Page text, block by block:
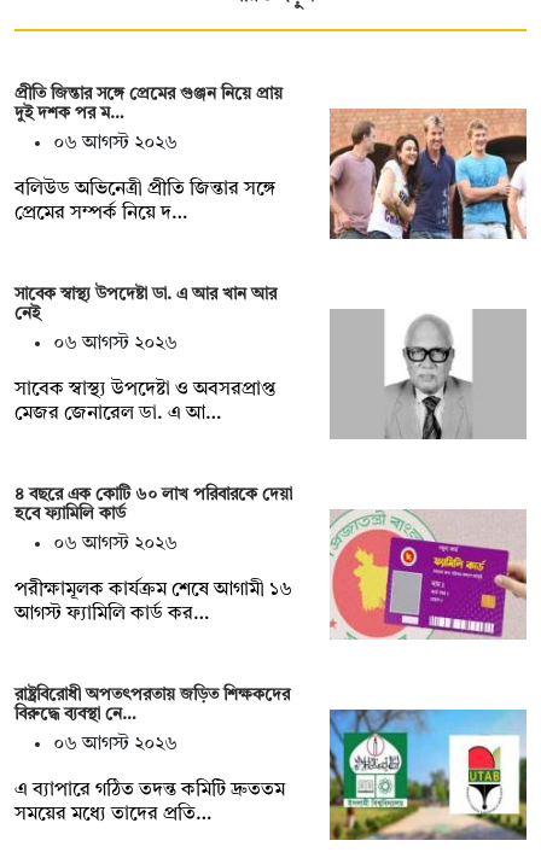
প্রীতি জিন্তার সঙ্গে প্রেমের গুঞ্জন নিয়ে প্রায়
দুই দশক পর ম…
০৬ আগস্ট ২০২৬
বলিউড অভিনেত্রী প্রীতি জিন্তার সঙ্গে
প্রেমের সম্পর্ক নিয়ে দ…
সাবেক স্বাস্থ্য উপদেষ্টা ডা. এ আর খান আর
নেই
০৬ আগস্ট ২০২৬
সাবেক স্বাস্থ্য উপদেষ্টা ও অবসরপ্রাপ্ত
মেজর জেনারেল ডা. এ আ…
৪ বছরে এক কোটি ৬০ লাখ পরিবারকে দেয়া
হবে ফ্যামিলি কার্ড
০৬ আগস্ট ২০২৬
পরীক্ষামূলক কার্যক্রম শেষে আগামী ১৬
আগস্ট ফ্যামিলি কার্ড কর…
রাষ্ট্রবিরোধী অপতৎপরতায় জড়িত শিক্ষকদের
বিরুদ্ধে ব্যবস্থা নে…
০৬ আগস্ট ২০২৬
এ ব্যাপারে গঠিত তদন্ত কমিটি দ্রুততম
সময়ের মধ্যে তাদের প্রতি…